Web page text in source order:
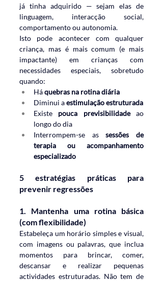
já tinha adquirido — sejam elas de
linguagem, interacção social,
comportamento ou autonomia.
Isto pode acontecer com qualquer
criança, mas é mais comum (e mais
impactante) em crianças com
necessidades especiais, sobretudo
quando:
Há quebras na rotina diária
Diminui a estimulação estruturada
Existe pouca previsibilidade ao
longo do dia
Interrompem-se as sessões de
terapia ou acompanhamento
especializado
5 estratégias práticas para
prevenir regressões
1. Mantenha uma rotina básica
(com flexibilidade)
Estabeleça um horário simples e visual,
com imagens ou palavras, que inclua
momentos para brincar, comer,
descansar e realizar pequenas
actividades estruturadas. Não tem de